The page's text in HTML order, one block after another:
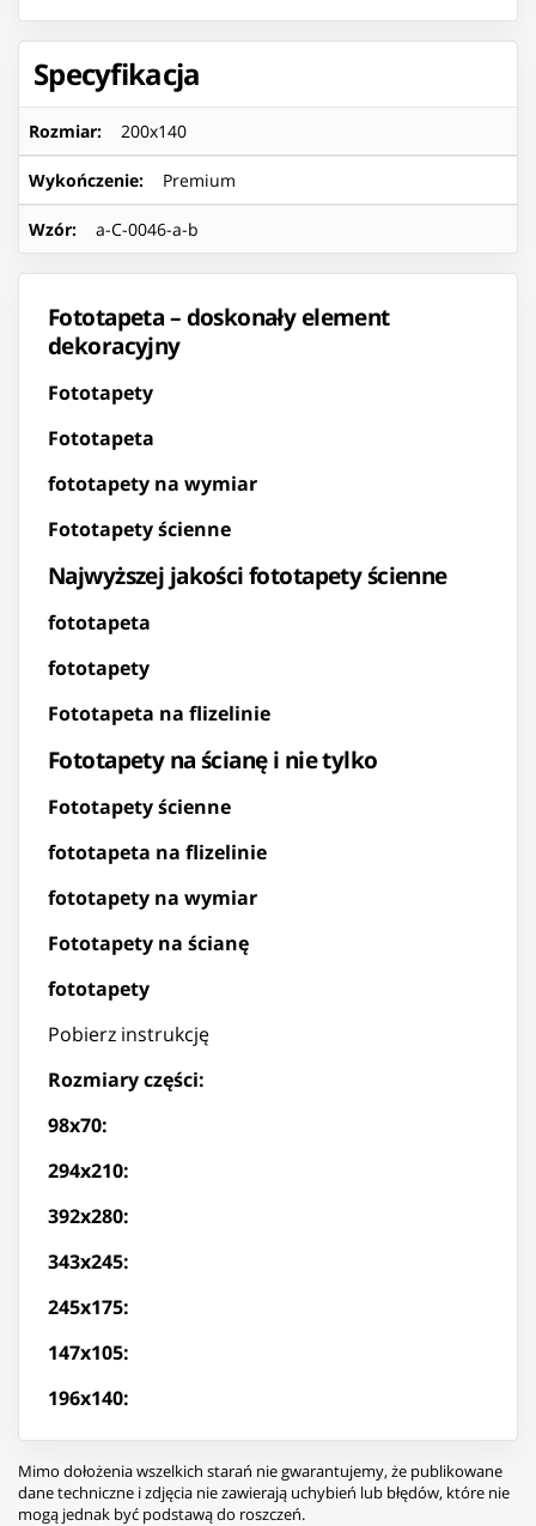
Specyfikacja
Rozmiar: 200x140
Wykończenie: Premium
Wzór: a-C-0046-a-b
Fototapeta – doskonały element
dekoracyjny
Fototapety
Fototapeta
fototapety na wymiar
Fototapety ścienne
Najwyższej jakości fototapety ścienne
fototapeta
fototapety
Fototapeta na flizelinie
Fototapety na ścianę i nie tylko
Fototapety ścienne
fototapeta na flizelinie
fototapety na wymiar
Fototapety na ścianę
fototapety
Pobierz instrukcję
Rozmiary części:
98x70:
294x210:
392x280:
343x245:
245x175:
147x105:
196x140:
Mimo dołożenia wszelkich starań nie gwarantujemy, że publikowane
dane techniczne i zdjęcia nie zawierają uchybień lub błędów, które nie
mogą jednak być podstawą do roszczeń.